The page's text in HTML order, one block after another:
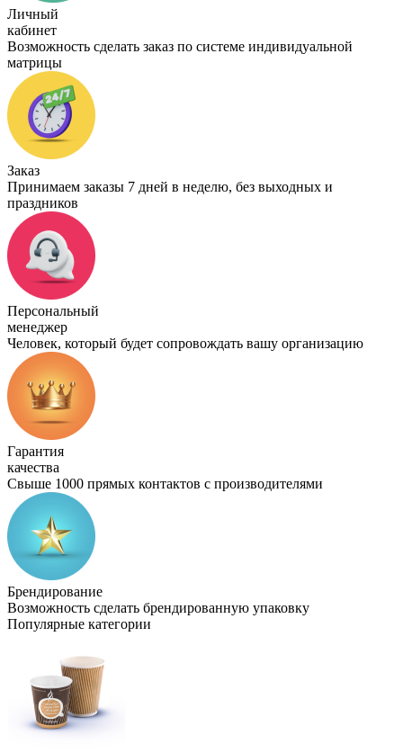
Личный
кабинет
Возможность сделать заказ по системе индивидуальной
матрицы
Заказ
Принимаем заказы 7 дней в неделю, без выходных и
праздников
Персональный
менеджер
Человек, который будет сопровождать вашу организацию
Гарантия
качества
Свыше 1000 прямых контактов с производителями
Брендирование
Возможность сделать брендированную упаковку
Популярные категории